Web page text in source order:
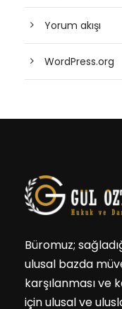
Yorum akışı
WordPress.org
Büromuz;
ulusal bazda
karşılanması ve
için ulusal ve